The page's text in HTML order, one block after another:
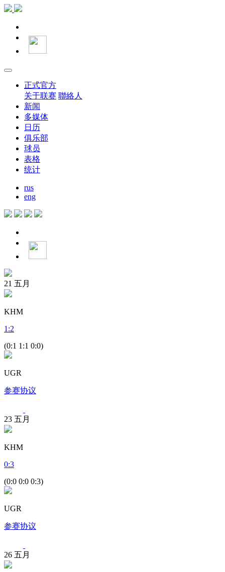
正式官方
关于联赛 聯絡人
新闻
多媒体
日历
俱乐部
球员
表格
统计
rus
eng
21 五月
KHM
1 :2
(0:1 1:1 0:0)
UGR
参赛协议
23 五月
KHM
0:3
(0:0 0:0 0:3)
UGR
参赛协议
26 五月